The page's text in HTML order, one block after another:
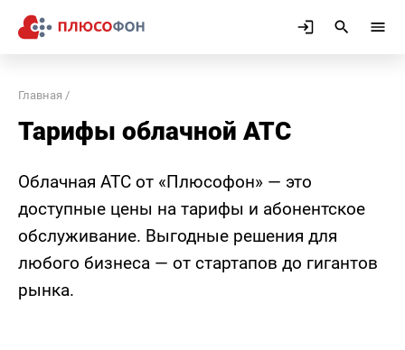
Главная
Тарифы облачной АТС
Облачная АТС от «Плюсофон» — это
доступные цены на тарифы и абонентское
обслуживание. Выгодные решения для
любого бизнеса — от стартапов до гигантов
рынка.